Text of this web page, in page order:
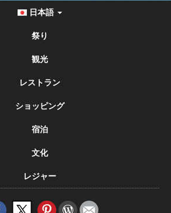
日本語
祭り
観光
レストラン
ショッピング
宿泊
文化
レジャー